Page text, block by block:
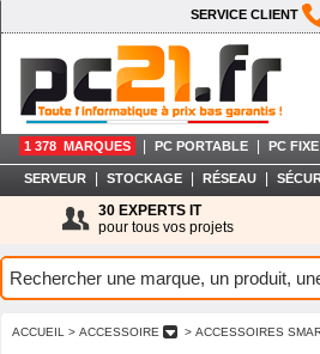
SERVICE CLIENT
1 378 MARQUES PC PORTABLE PC FIXE
SERVEUR STOCKAGE RÉSEAU
30 EXPERTS IT
pour tous vos projets
ACCUEIL > ACCESSOIRE > ACCESSOIRES